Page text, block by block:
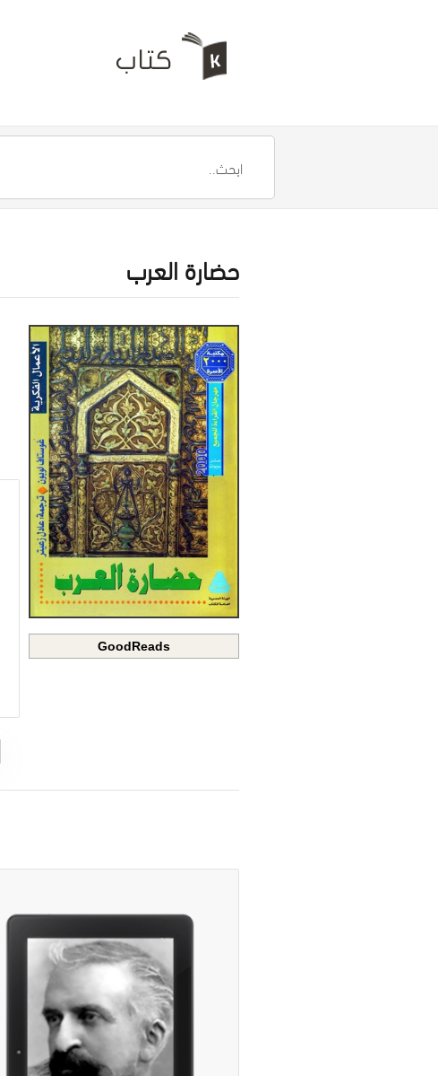
حضارة العرب
GoodReads